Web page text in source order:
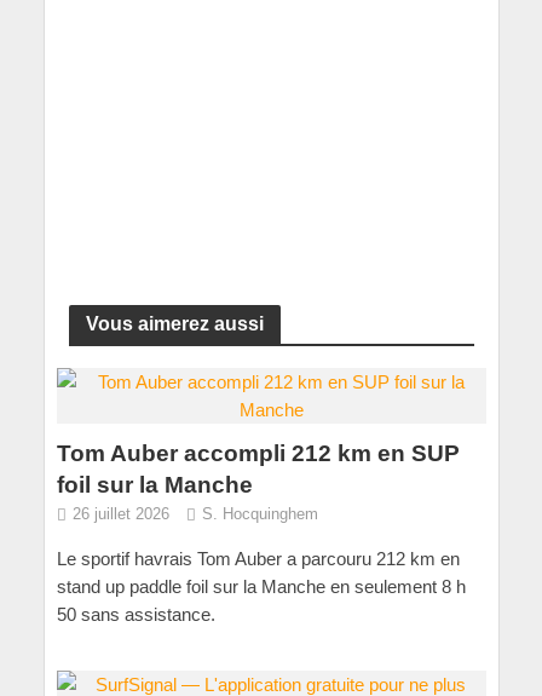
Vous aimerez aussi
Tom Auber accompli 212 km en SUP
foil sur la Manche
26 juillet 2026 S. Hocquinghem
Le sportif havrais Tom Auber a parcouru 212 km en
stand up paddle foil sur la Manche en seulement 8 h
50 sans assistance.